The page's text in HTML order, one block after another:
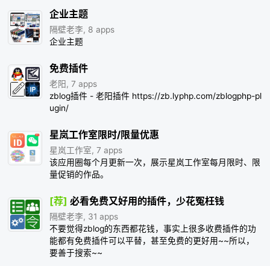
企业主题
隔壁老李, 8 apps
企业主题
免费插件
老阳, 7 apps
zblog插件 - 老阳插件 https://zb.lyphp.com/zblogphp-pl
ugin/
星岚工作室限时/限量优惠
星岚工作室, 7 apps
该应用圈每个月更新一次，展示星岚工作室每月限时、限
量促销的作品。
[荐] 必看免费又好用的插件，少花冤枉钱
隔壁老李, 31 apps
不要觉得zblog的东西都花钱，事实上很多收费插件的功
能都有免费插件可以平替，甚至免费的更好用~~所以，
要善于搜索~~